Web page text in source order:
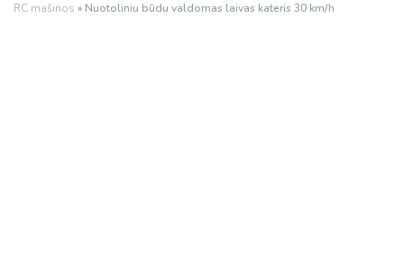
RC mašinos » Nuotoliniu būdu valdomas laivas kateris 30 km/h